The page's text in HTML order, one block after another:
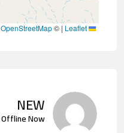
|
©
OpenStreetMap
NEW
Offline Now